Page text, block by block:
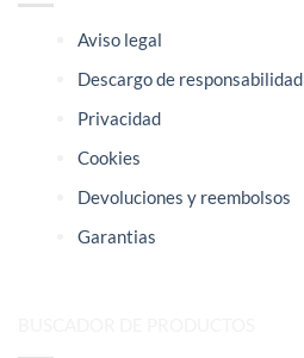
Aviso legal
Descargo de responsabilidad
Privacidad
Cookies
Devoluciones y reembolsos
Garantias